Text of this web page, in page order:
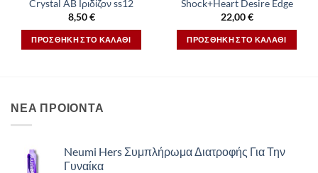
Crystal AB Ιριδίζον ss12
8,50€
ΠΡΟΣΘΉΚΗ ΣΤΟ ΚΑΛΆΘΙ
Shock+Heart Desire Edge
22,00€
ΠΡΟΣΘΉΚΗ ΣΤΟ ΚΑΛΆΘΙ
ΝΕΑ ΠΡΟΙΟΝΤΑ
Neumi Hers Συμπλήρωμα Διατροφής Για Την
Γυναίκα